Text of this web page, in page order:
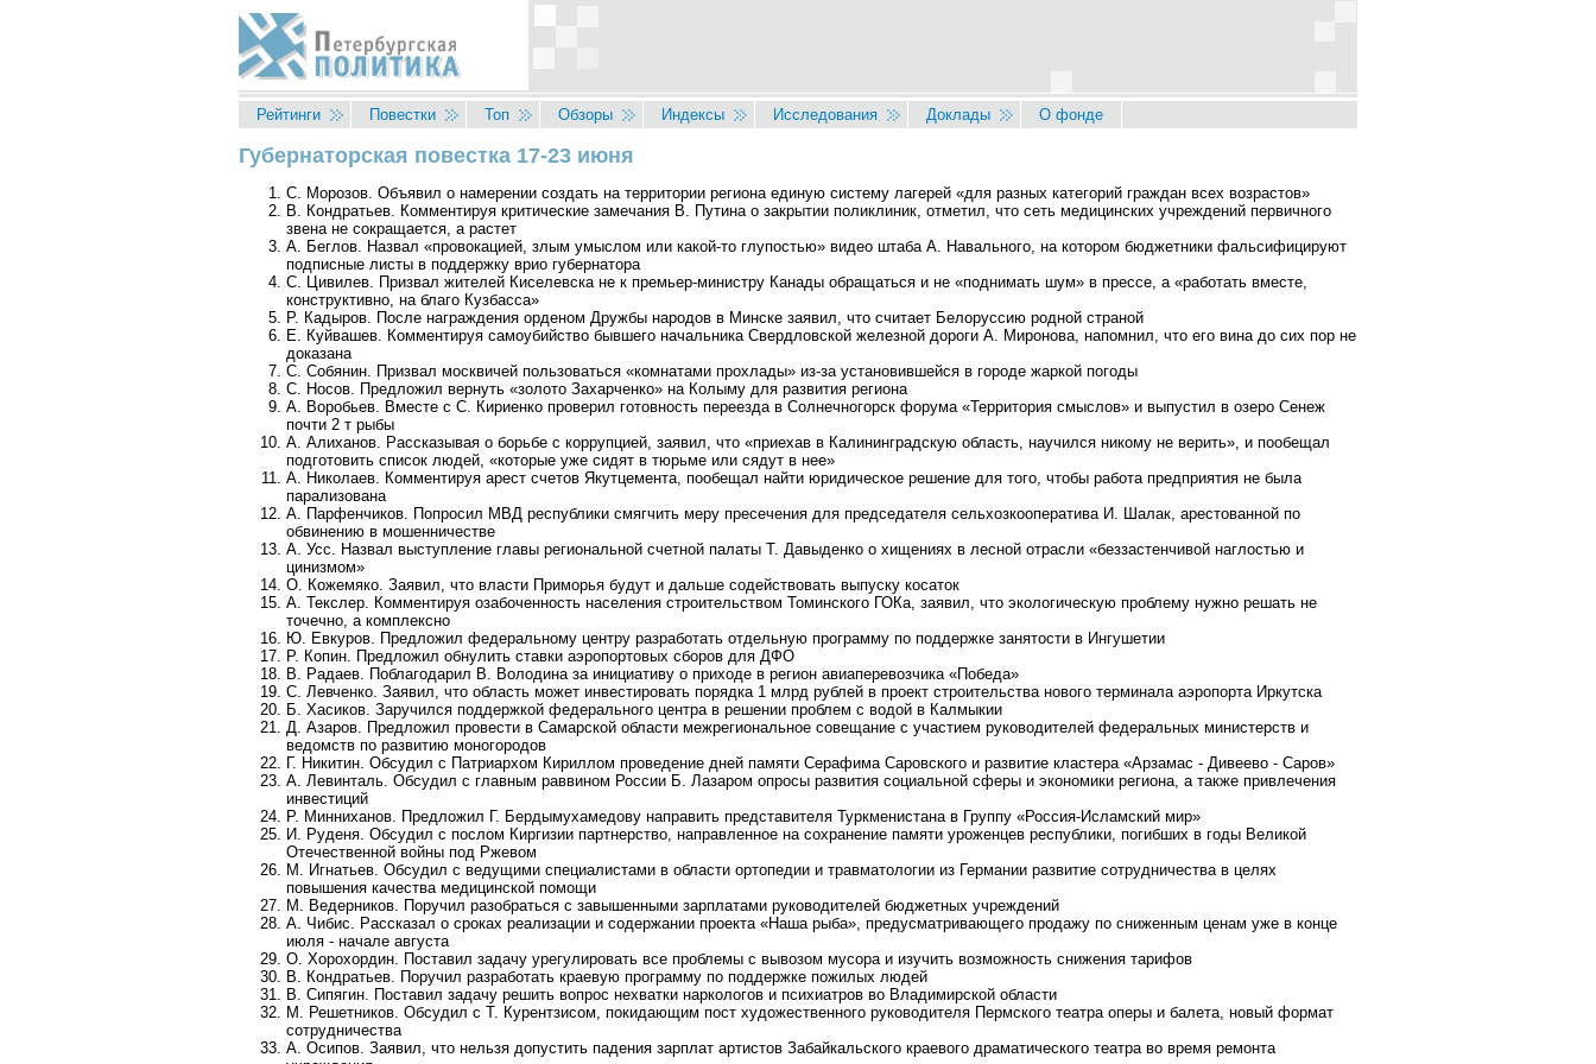
Рейтинги Повестки Топ Обзоры Индексы Исследования Доклады О фонде
Вы здесь
Губернаторская повестка 17-23 июня
С. Морозов. Объявил о намерении создать на территории региона единую систему лагерей «для разных категорий граждан всех возрастов»
В. Кондратьев. Комментируя критические замечания В. Путина о закрытии поликлиник, отметил, что сеть медицинских учреждений первичного
звена не сокращается, а растет
А. Беглов. Назвал «провокацией, злым умыслом или какой-то глупостью» видео штаба А. Навального, на котором бюджетники фальсифицируют
подписные листы в поддержку врио губернатора
С. Цивилев. Призвал жителей Киселевска не к премьер-министру Канады обращаться и не «поднимать шум» в прессе, а «работать вместе,
конструктивно, на благо Кузбасса»
Р. Кадыров. После награждения орденом Дружбы народов в Минске заявил, что считает Белоруссию родной страной
Е. Куйвашев. Комментируя самоубийство бывшего начальника Свердловской железной дороги А. Миронова, напомнил, что его вина до сих пор не
доказана
С. Собянин. Призвал москвичей пользоваться «комнатами прохлады» из-за установившейся в городе жаркой погоды
С. Носов. Предложил вернуть «золото Захарченко» на Колыму для развития региона
А. Воробьев. Вместе с С. Кириенко проверил готовность переезда в Солнечногорск форума «Территория смыслов» и выпустил в озеро Сенеж
почти 2 т рыбы
А. Алиханов. Рассказывая о борьбе с коррупцией, заявил, что «приехав в Калининградскую область, научился никому не верить», и пообещал
подготовить список людей, «которые уже сидят в тюрьме или сядут в нее»
А. Николаев. Комментируя арест счетов Якутцемента, пообещал найти юридическое решение для того, чтобы работа предприятия не была
парализована
А. Парфенчиков. Попросил МВД республики смягчить меру пресечения для председателя сельхозкооператива И. Шалак, арестованной по
обвинению в мошенничестве
А. Усс. Назвал выступление главы региональной счетной палаты Т. Давыденко о хищениях в лесной отрасли «беззастенчивой наглостью и
цинизмом»
О. Кожемяко. Заявил, что власти Приморья будут и дальше содействовать выпуску косаток
А. Текслер. Комментируя озабоченность населения строительством Томинского ГОКа, заявил, что экологическую проблему нужно решать не
точечно, а комплексно
Ю. Евкуров. Предложил федеральному центру разработать отдельную программу по поддержке занятости в Ингушетии
Р. Копин. Предложил обнулить ставки аэропортовых сборов для ДФО
В. Радаев. Поблагодарил В. Володина за инициативу о приходе в регион авиаперевозчика «Победа»
С. Левченко. Заявил, что область может инвестировать порядка 1 млрд рублей в проект строительства нового терминала аэропорта Иркутска
Б. Хасиков. Заручился поддержкой федерального центра в решении проблем с водой в Калмыкии
Д. Азаров. Предложил провести в Самарской области межрегиональное совещание с участием руководителей федеральных министерств и
ведомств по развитию моногородов
Г. Никитин. Обсудил с Патриархом Кириллом проведение дней памяти Серафима Саровского и развитие кластера «Арзамас - Дивеево - Саров»
А. Левинталь. Обсудил с главным раввином России Б. Лазаром опросы развития социальной сферы и экономики региона, а также привлечения
инвестиций
Р. Минниханов. Предложил Г. Бердымухамедову направить представителя Туркменистана в Группу «Россия-Исламский мир»
И. Руденя. Обсудил с послом Киргизии партнерство, направленное на сохранение памяти уроженцев республики, погибших в годы Великой
Отечественной войны под Ржевом
М. Игнатьев. Обсудил с ведущими специалистами в области ортопедии и травматологии из Германии развитие сотрудничества в целях
повышения качества медицинской помощи
М. Ведерников. Поручил разобраться с завышенными зарплатами руководителей бюджетных учреждений
А. Чибис. Рассказал о сроках реализации и содержании проекта «Наша рыба», предусматривающего продажу по сниженным ценам уже в конце
июля - начале августа
О. Хорохордин. Поставил задачу урегулировать все проблемы с вывозом мусора и изучить возможность снижения тарифов
В. Кондратьев. Поручил разработать краевую программу по поддержке пожилых людей
В. Сипягин. Поставил задачу решить вопрос нехватки наркологов и психиатров во Владимирской области
М. Решетников. Обсудил с Т. Курентзисом, покидающим пост художественного руководителя Пермского театра оперы и балета, новый формат
сотрудничества
А. Осипов. Заявил, что нельзя допустить падения зарплат артистов Забайкальского краевого драматического театра во время ремонта